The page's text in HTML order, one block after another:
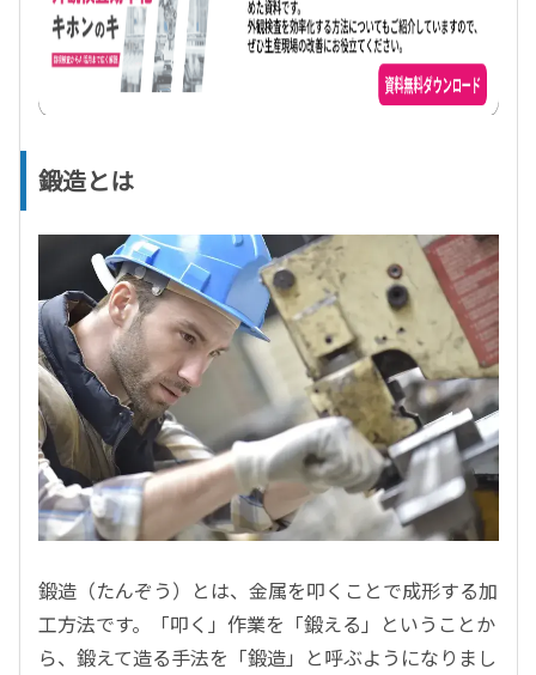
鍛造とは
鍛造（たんぞう）とは、金属を叩くことで成形する加
工方法です。「叩く」作業を「鍛える」ということか
ら、鍛えて造る手法を「鍛造」と呼ぶようになりまし